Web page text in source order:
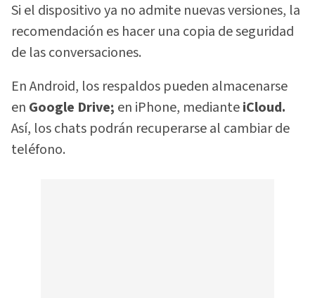
Si el dispositivo ya no admite nuevas versiones, la
recomendación es hacer una copia de seguridad
de las conversaciones.
En Android, los respaldos pueden almacenarse
en Google Drive; en iPhone, medianteiCloud.
Así, los chats podrán recuperarse al cambiar de
teléfono.